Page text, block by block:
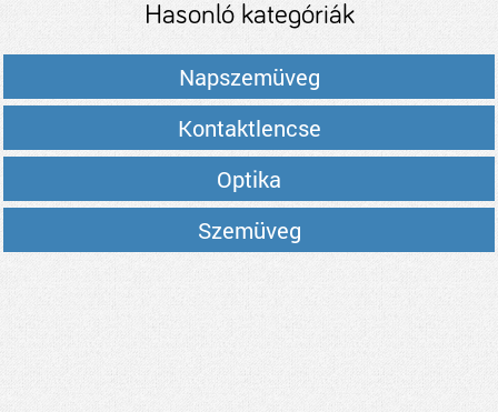
Hasonló kategóriák
Napszemüveg
Kontaktlencse
Optika
Szemüveg